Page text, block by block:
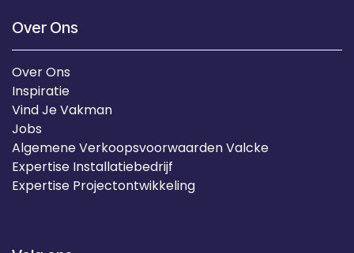
Over Ons
Over Ons
Inspiratie
Vind Je Vakman
Jobs
Algemene Verkoopsvoorwaarden Valcke
Expertise Installatiebedrijf
Expertise Projectontwikkeling